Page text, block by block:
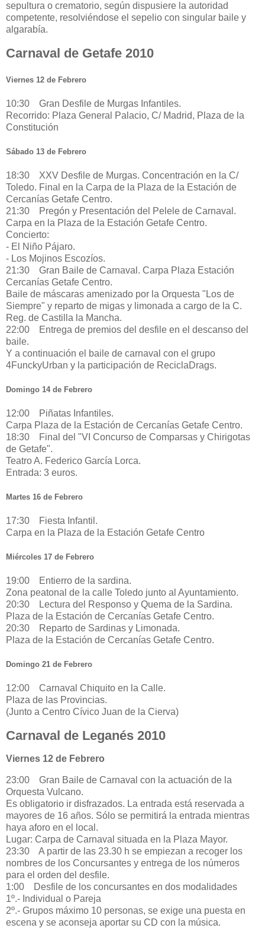
sepultura o crematorio, según dispusiere la autoridad
competente, resolviéndose el sepelio con singular baile y
algarabía.
Carnaval de Getafe 2010
Viernes 12 de Febrero
10:30 Gran Desfile de Murgas Infantiles.
Recorrido: Plaza General Palacio, C/ Madrid, Plaza de la
Constitución
Sábado 13 de Febrero
18:30 XXV Desfile de Murgas. Concentración en la C/
Toledo. Final en la Carpa de la Plaza de la Estación de
Cercanías Getafe Centro.
21:30 Pregón y Presentación del Pelele de Carnaval.
Carpa en la Plaza de la Estación Getafe Centro.
Concierto:
- El Niño Pájaro.
- Los Mojinos Escozíos.
21:30 Gran Baile de Carnaval. Carpa Plaza Estación
Cercanías Getafe Centro.
Baile de máscaras amenizado por la Orquesta "Los de
Siempre" y reparto de migas y limonada a cargo de la C.
Reg. de Castilla la Mancha.
22:00 Entrega de premios del desfile en el descanso del
baile.
Y a continuación el baile de carnaval con el grupo
4FunckyUrban y la participación de ReciclaDrags.
Domingo 14 de Febrero
12:00 Piñatas Infantiles.
Carpa Plaza de la Estación de Cercanías Getafe Centro.
18:30 Final del "VI Concurso de Comparsas y Chirigotas
de Getafe".
Teatro A. Federico García Lorca.
Entrada: 3 euros.
Martes 16 de Febrero
17:30 Fiesta Infantil.
Carpa en la Plaza de la Estación Getafe Centro
Miércoles 17 de Febrero
19:00 Entierro de la sardina.
Zona peatonal de la calle Toledo junto al Ayuntamiento.
20:30 Lectura del Responso y Quema de la Sardina.
Plaza de la Estación de Cercanías Getafe Centro.
20:30 Reparto de Sardinas y Limonada.
Plaza de la Estación de Cercanías Getafe Centro.
Domingo 21 de Febrero
12:00 Carnaval Chiquito en la Calle.
Plaza de las Provincias.
(Junto a Centro Cívico Juan de la Cierva)
Carnaval de Leganés 2010
Viernes 12 de Febrero
23:00 Gran Baile de Carnaval con la actuación de la
Orquesta Vulcano.
Es obligatorio ir disfrazados. La entrada está reservada a
mayores de 16 años. Sólo se permitirá la entrada mientras
haya aforo en el local.
Lugar: Carpa de Carnaval situada en la Plaza Mayor.
23:30 A partir de las 23.30 h se empiezan a recoger los
nombres de los Concursantes y entrega de los números
para el orden del desfile.
1:00 Desfile de los concursantes en dos modalidades
1º.- Individual o Pareja
2º.- Grupos máximo 10 personas, se exige una puesta en
escena y se aconseja aportar su CD con la música.